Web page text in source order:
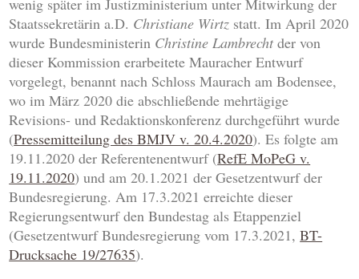
wenig später im Justizministerium unter Mitwirkung der
Staatssekretärin a.D. Christiane Wirtz statt. Im April 2020
wurde Bundesministerin Christine Lambrecht der von
dieser Kommission erarbeitete Mauracher Entwurf
vorgelegt, benannt nach Schloss Maurach am Bodensee,
wo im März 2020 die abschließende mehrtägige
Revisions- und Redaktionskonferenz durchgeführt wurde
(Pressemitteilung des BMJV v. 20.4.2020). Es folgte am
19.11.2020 der Referentenentwurf (RefE MoPeG v.
19.11.2020) und am 20.1.2021 der Gesetzentwurf der
Bundesregierung. Am 17.3.2021 erreichte dieser
Regierungsentwurf den Bundestag als Etappenziel
(Gesetzentwurf Bundesregierung vom 17.3.2021,BT-
Drucksache 19/27635).